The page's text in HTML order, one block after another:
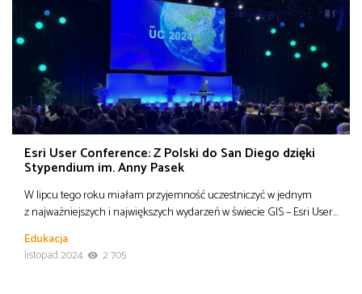
Esri User Conference: Z Polski do San Diego dzięki
Stypendium im. Anny Pasek
W lipcu tego roku miałam przyjemność uczestniczyć w jednym
z najważniejszych i największych wydarzeń w świecie GIS – Esri User…
Edukacja
listopad 2024
2 705